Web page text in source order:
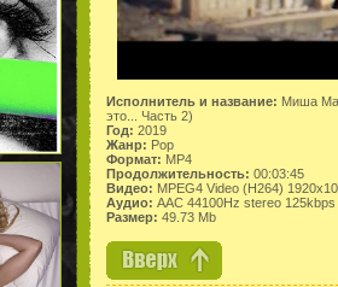
Исполнитель и название: Миша
это... Часть 2)
Год: 2019
Жанр: Pop
Формат: MP4
Продолжительность: 00:03:45
Видео: MPEG4 Video (H264)
Аудио: AAC 44100Hz stereo 125kbps
Размер: 49.73 Mb